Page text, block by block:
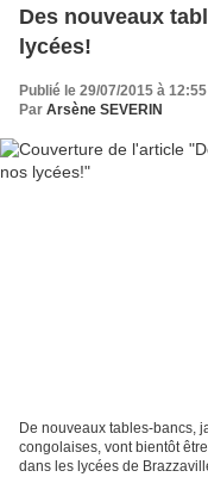
Des nouveaux
lycées!
Publié le 29/07/2015 à 12:55
Par Arsène SEVERIN
De nouveaux tables-bancs,
congolaises, vont bientôt
dans les lycées de